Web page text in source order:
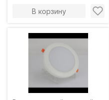
В корзину